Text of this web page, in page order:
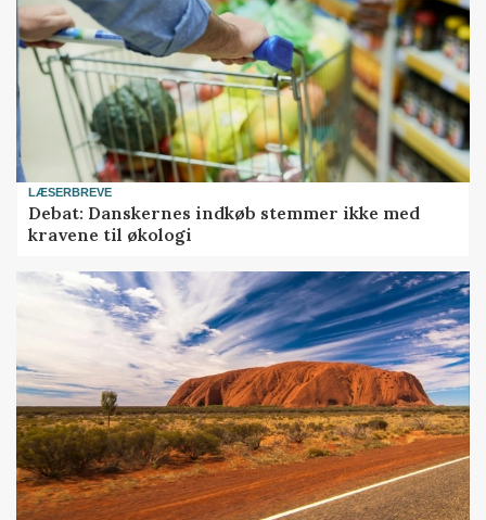
LÆSERBREVE
Debat: Danskernes indkøb stemmer ikke med
kravene til økologi